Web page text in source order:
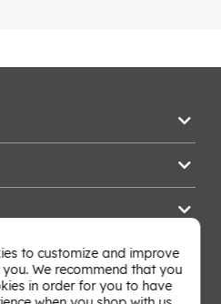
to customize and improve
We recommend that you
in order for you to have